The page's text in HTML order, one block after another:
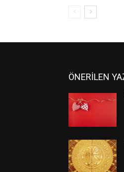
ÖNERİLEN